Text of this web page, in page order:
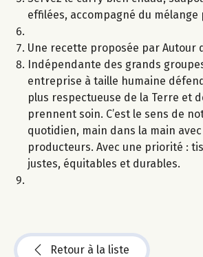
effilées, accompagné du mélange
Une recette proposée par Autour
Indépendante des grands
entreprise à taille humaine
plus respectueuse de la Terre et
prennent soin. C’est le sens de
quotidien, main dans la main avec
producteurs. Avec une priorité :
justes, équitables et durables.
Retour à la liste